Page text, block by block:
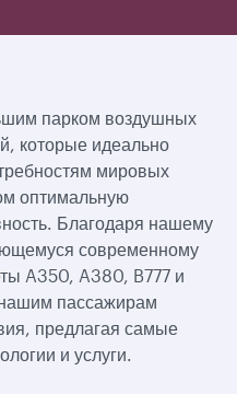
парком воздушных
которые идеально
мировых
оптимальную
Благодаря нашему
современному
A350, A380, B777 и
пассажирам
предлагая самые
и услуги.